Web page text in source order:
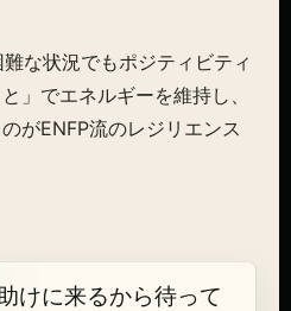
難な状況でもポジティビティ
」でエネルギーを維持し、
がENFP流のレジリエンス
けに来るから待って